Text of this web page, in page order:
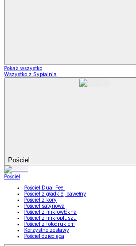
Pokaż wszystko
Wszystko z Sypialnia
Pościel
Pościel
Pościel Dual Feel
Pościel z gładkiej bawełny
Pościel z kory
Pościel satynowa
Pościel z mikrowłókna
Pościel z mikropluszu
Pościel z fotodrukiem
Korzystne zestawy
Pościel dziecięca